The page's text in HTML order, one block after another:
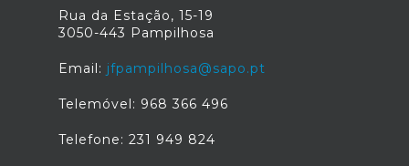
Rua da Estação, 15-19
3050-443 Pampilhosa
Email: jfpampilhosa@sapo.pt
Telemóvel: 968 366 496
Telefone: 231 949 824